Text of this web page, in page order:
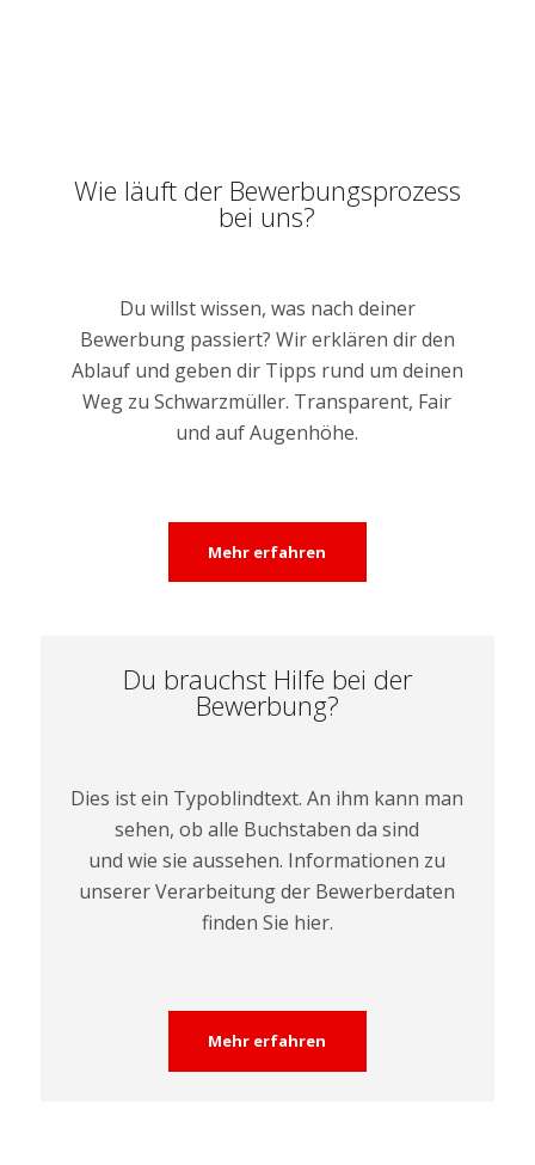
Wie läuft der Bewerbungsprozess
bei uns?
Du willst wissen, was nach deiner
Bewerbung passiert? Wir erklären dir den
Ablauf und geben dir Tipps rund um deinen
Weg zu Schwarzmüller. Transparent, Fair
und auf Augenhöhe.
Mehr erfahren
Du brauchst Hilfe bei der
Bewerbung?
Dies ist ein Typoblindtext. An ihm kann man
sehen, ob alle Buchstaben da sind
und wie sie aussehen. Informationen zu
unserer Verarbeitung der Bewerberdaten
finden Sie hier.
Mehr erfahren